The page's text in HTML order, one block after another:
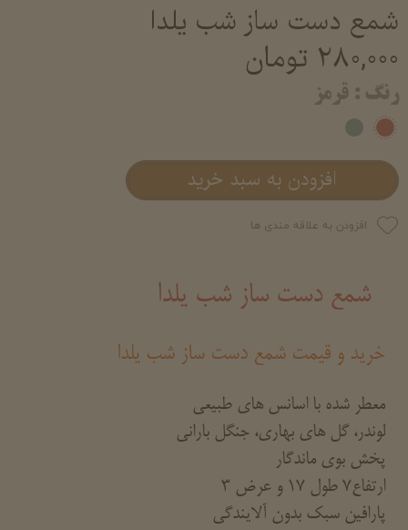
شمع دست ساز شب یلدا
۲۸۰,۰۰۰ تومان
رنگ : قرمز
افزودن به سبد خرید
افزودن به علاقه مندی ها
شمع دست ساز شب یلدا
خرید و قیمت شمع دست ساز شب یلدا
معطر شده با اسانس های طبیعی
لوندر، گل های بهاری، جنگل بارانی
پخش بوی ماندگار
ارتفاع7 طول 17 و عرض 3
پارافین سبک بدون آلایندگی